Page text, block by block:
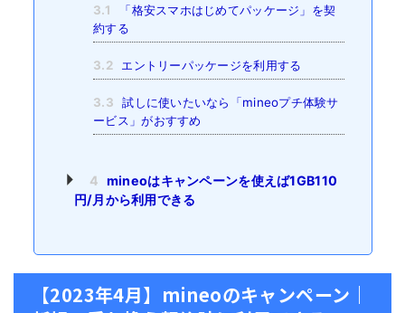
3.1
「格安スマホはじめてパッケージ」を契
約する
3.2 エントリーパッケージを利用する
3.3
試しに使いたいなら「mineoプチ体験サ
ービス」がおすすめ
4 mineoはキャンペーンを使えば1GB110
円/月から利用できる
【2023年4月】mineoのキャンペーン｜